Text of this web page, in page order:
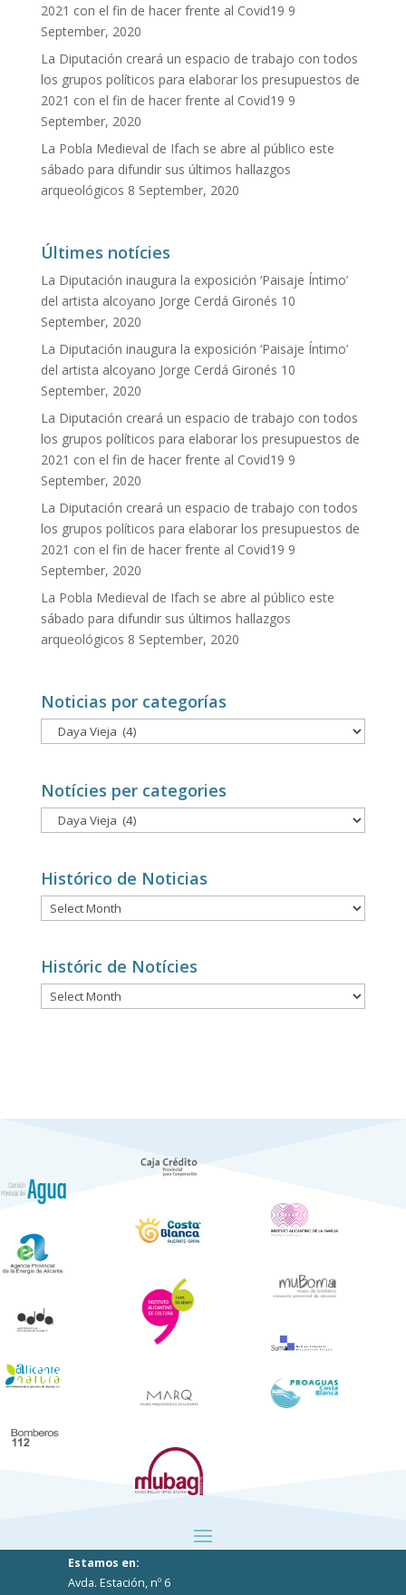
2021 con el fin de hacer frente al Covid19 9
September, 2020
La Diputación creará un espacio de trabajo con todos
los grupos políticos para elaborar los presupuestos de
2021 con el fin de hacer frente al Covid19 9
September, 2020
La Pobla Medieval de Ifach se abre al público este
sábado para difundir sus últimos hallazgos
arqueológicos 8 September, 2020
Últimes notícies
La Diputación inaugura la exposición ‘Paisaje Íntimo’
del artista alcoyano Jorge Cerdá Gironés 10
September, 2020
La Diputación inaugura la exposición ‘Paisaje Íntimo’
del artista alcoyano Jorge Cerdá Gironés 10
September, 2020
La Diputación creará un espacio de trabajo con todos
los grupos políticos para elaborar los presupuestos de
2021 con el fin de hacer frente al Covid19 9
September, 2020
La Diputación creará un espacio de trabajo con todos
los grupos políticos para elaborar los presupuestos de
2021 con el fin de hacer frente al Covid19 9
September, 2020
La Pobla Medieval de Ifach se abre al público este
sábado para difundir sus últimos hallazgos
arqueológicos 8 September, 2020
Noticias por categorías
Noticias
por
Notícies per categories
Notícies
per
Histórico de Noticias
Histórico
de
Históric de Notícies
Históric
de
Estamos en:
Avda. Estación, nº 6